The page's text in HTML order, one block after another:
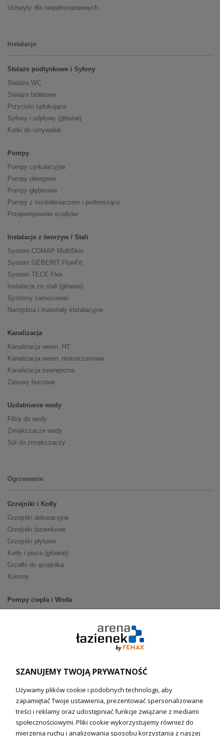
Uchwyty dla niepełnosprawnych
Instalacje
Stelaże podtynkowe i Syfony
Stelaże WC
Stelaże bidetowe
Przyciski spłukujące
Syfony i odpływy (główne)
Korki do umywalek
Pompy
Pompy cyrkulacyjne
Pompy obiegowe
Pompy głębinowe
Pompy z rozdrabniaczem i podnoszące
Przepompownie ścieków
Instalacje z tworzyw / Stali
System COMAP MultiSkin
System GEBERIT FlowFit
System TECE Flex
Instalacje ze stali (główne)
Systemy zamocowań
Narzędzia i materiały instalacyjne
Kanalizacja
Kanalizacja wewn. HT
Kanalizacja wewn. niskoszumowa
Kanalizacja zewnętrzna
Zasuwy burzowe
Uzdatnianie wody
Filtry do wody
Zmiękczacze wody
Sól do zmiękczaczy
Ogrzewanie
Grzejniki i Kotły
Grzejniki dekoracyjne
Grzejniki łazienkowe
Grzejniki płytowe
Kotły i piece (główne)
Grzałki do grzejnika
Kominy
Pompy ciepła i Woda
Ogrzewanie podłogowe (główne)
Technika solarna
Fotowoltanika
Sterowniki i regulatory
Nagrzewnice i kurtyny
SZANUJEMY TWOJĄ PRYWATNOŚĆ
Używamy plików cookie i podobnych technologii, aby
zapamiętać Twoje ustawienia, prezentować spersonalizowane
treści i reklamy oraz udostępniać funkcje związane z mediami
społecznościowymi. Pliki cookie wykorzystujemy również do
mierzenia ruchu i analizowania sposobu korzystania z naszej